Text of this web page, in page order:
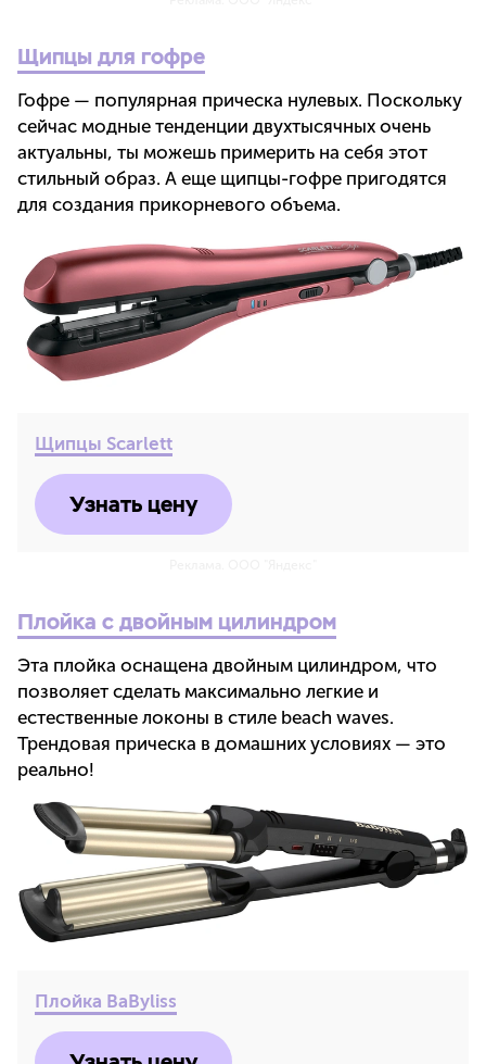
Щипцы для гофре
Гофре — популярная прическа нулевых. Поскольку
сейчас модные тенденции двухтысячных очень
актуальны, ты можешь примерить на себя этот
стильный образ. А еще щипцы-гофре пригодятся
для создания прикорневого объема.
Щипцы Scarlett
Узнать цену
Плойка с двойным цилиндром
Эта плойка оснащена двойным цилиндром, что
позволяет сделать максимально легкие и
естественные локоны в стиле beach waves.
Трендовая прическа в домашних условиях — это
реально!
Плойка BaByliss